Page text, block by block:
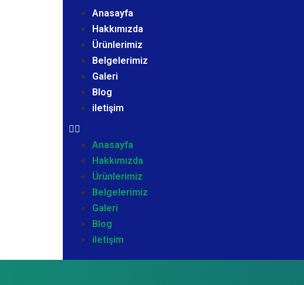
Anasayfa
Hakkımızda
Ürünlerimiz
Belgelerimiz
Galeri
Blog
iletişim
Anasayfa
Hakkımızda
Ürünlerimiz
Belgelerimiz
Galeri
Blog
iletişim